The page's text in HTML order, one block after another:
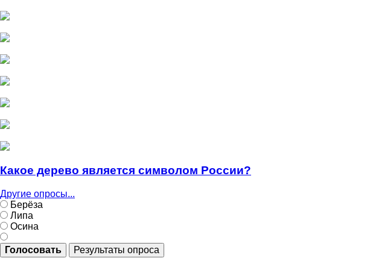
Какое дерево является символом России?
Другие опросы...
Берёза
Липа
Осина
Голосовать Результаты опроса